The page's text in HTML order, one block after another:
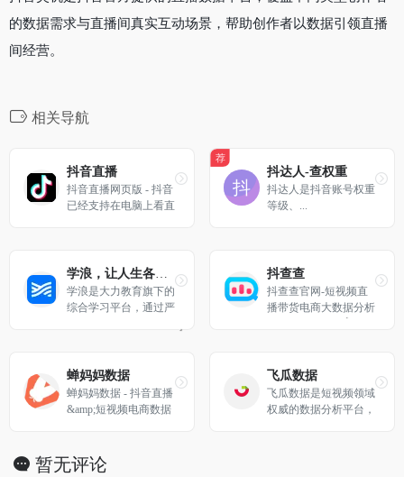
的数据需求与直播间真实互动场景，帮助创作者以数据引领直播
间经营。
相关导航
抖音直播
抖音直播网页版 - 抖音
已经支持在电脑上看直
直播内容。抖音-记录
美好生活的视频平台
荐
抖达人-查权重
抖达人是抖音账号权重
等级、...
学浪是大力教育旗下的
综合学习平台，通过严
资源，创造良好学习体
验，让学习者与知识传
播者因知识聚拢，并彼
抖查查
抖查查官网-短视频直
播带货电商大数据分析
蝉妈妈数据
蝉妈妈数据 - 抖音直播
&amp;短视频电商数据
飞瓜数据
飞瓜数据是短视频领域
权威的数据分析平台，
暂无评论